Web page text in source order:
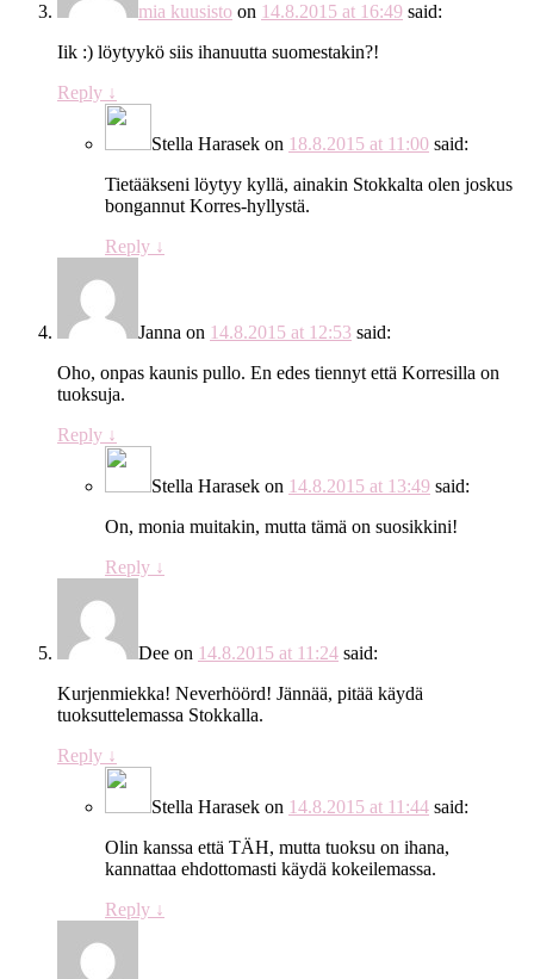
mia kuusisto on 14.8.2015 at 16:49 said:
Iik :) löytyykö siis ihanuutta suomestakin?!
Reply ↓
Stella Harasek on 18.8.2015 at 11:00 said:
Tietääkseni löytyy kyllä, ainakin Stokkalta olen joskus
bongannut Korres-hyllystä.
Reply ↓
Janna on 14.8.2015 at 12:53 said:
Oho, onpas kaunis pullo. En edes tiennyt että Korresilla on
tuoksuja.
Reply ↓
Stella Harasek on 14.8.2015 at 13:49 said:
On, monia muitakin, mutta tämä on suosikkini!
Reply ↓
Dee on 14.8.2015 at 11:24 said:
Kurjenmiekka! Neverhöörd! Jännää, pitää käydä
tuoksuttelemassa Stokkalla.
Reply ↓
Stella Harasek on 14.8.2015 at 11:44 said:
Olin kanssa että TÄH, mutta tuoksu on ihana,
kannattaa ehdottomasti käydä kokeilemassa.
Reply ↓